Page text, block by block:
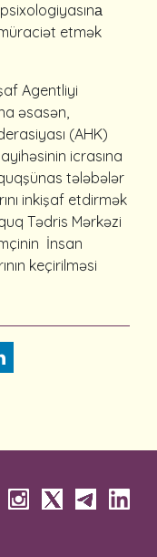
etmək
Agentliyi
əsasən,
(AHK)
icrasına
tələbələr
inkişaf etdirmək
Tədris Mərkəzi
İnsan
keçirilməsi